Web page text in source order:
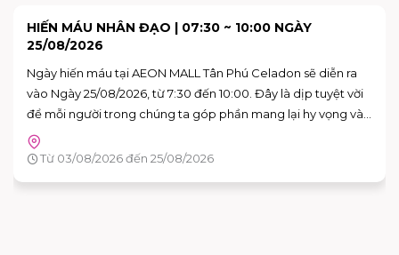
SKY: CHILDREN OF THE LIGHT TRẢI NGHIỆM KHÔNG
GIAN NGHỆ THUẬT "VAN GOGH THƯƠNG MẾN"
Bạn đã sẵn sàng để bước vào những bức họa của Van Gogh
chưa?
Từ 15/08/2026 đến 16/08/2026